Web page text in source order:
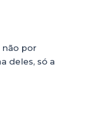
não por
deles, só a